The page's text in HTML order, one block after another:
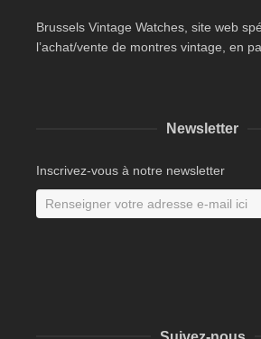
Brussels Vintage Watches, site web
l’achat/vente de montres vintage, en
Newsletter
Inscrivez-vous à notre newsletter